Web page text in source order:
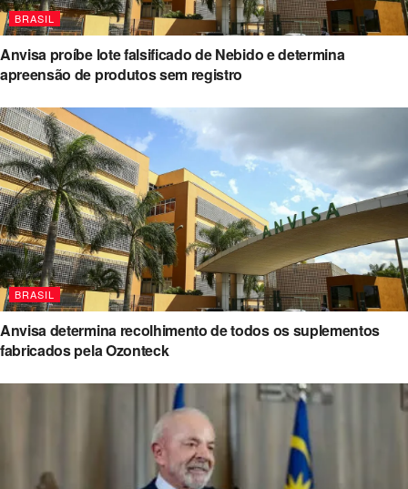
BRASIL
Anvisa proíbe lote falsificado de Nebido e determina
apreensão de produtos sem registro
BRASIL
Anvisa determina recolhimento de todos os suplementos
fabricados pela Ozonteck